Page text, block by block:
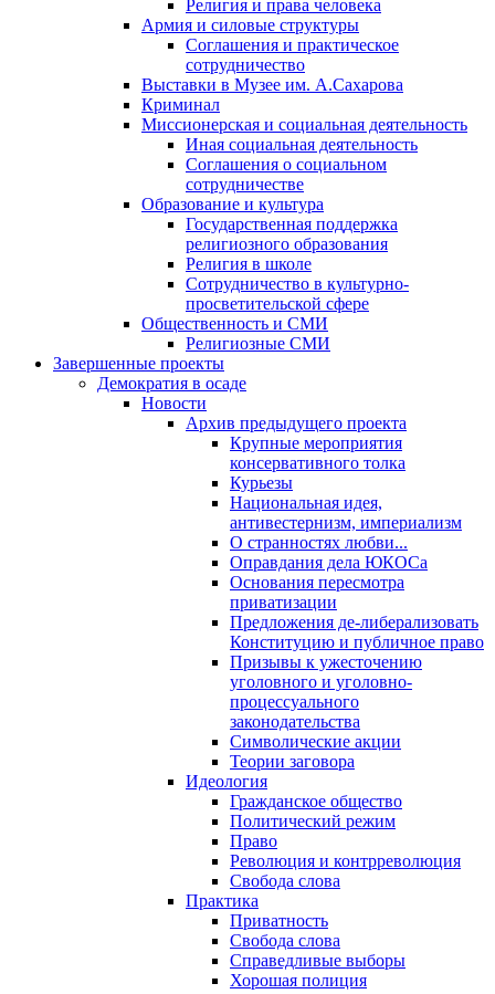
Религия и права человека
Армия и силовые структуры
Соглашения и практическое
сотрудничество
Выставки в Музее им. А.Сахарова
Криминал
Миссионерская и социальная деятельность
Иная социальная деятельность
Соглашения о социальном
сотрудничестве
Образование и культура
Государственная поддержка
религиозного образования
Религия в школе
Сотрудничество в культурно-
просветительской сфере
Общественность и СМИ
Религиозные СМИ
Завершенные проекты
Демократия в осаде
Новости
Архив предыдущего проекта
Крупные мероприятия
консервативного толка
Курьезы
Национальная идея,
антивестернизм, империализм
О странностях любви...
Оправдания дела ЮКОСа
Основания пересмотра
приватизации
Предложения де-либерализовать
Конституцию и публичное право
Призывы к ужесточению
уголовного и уголовно-
процессуального
законодательства
Символические акции
Теории заговора
Идеология
Гражданское общество
Политический режим
Право
Революция и контрреволюция
Свобода слова
Практика
Приватность
Свобода слова
Справедливые выборы
Хорошая полиция